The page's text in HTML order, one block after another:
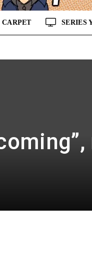
CARPET SERIES